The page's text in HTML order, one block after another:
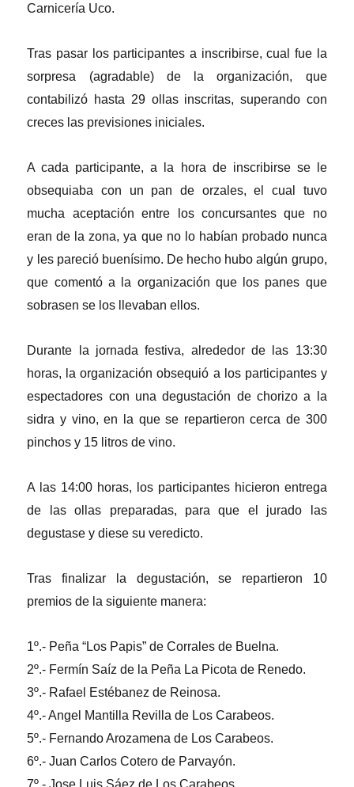
Carnicería Uco.
Tras pasar los participantes a inscribirse, cual fue la
sorpresa (agradable) de la organización, que
contabilizó hasta 29 ollas inscritas, superando con
creces las previsiones iniciales.
A cada participante, a la hora de inscribirse se le
obsequiaba con un pan de orzales, el cual tuvo
mucha aceptación entre los concursantes que no
eran de la zona, ya que no lo habían probado nunca
y les pareció buenísimo. De hecho hubo algún grupo,
que comentó a la organización que los panes que
sobrasen se los llevaban ellos.
Durante la jornada festiva, alrededor de las 13:30
horas, la organización obsequió a los participantes y
espectadores con una degustación de chorizo a la
sidra y vino, en la que se repartieron cerca de 300
pinchos y 15 litros de vino.
A las 14:00 horas, los participantes hicieron entrega
de las ollas preparadas, para que el jurado las
degustase y diese su veredicto.
Tras finalizar la degustación, se repartieron 10
premios de la siguiente manera:
1º.- Peña “Los Papis” de Corrales de Buelna.
2º.- Fermín Saíz de la Peña La Picota de Renedo.
3º.- Rafael Estébanez de Reinosa.
4º.- Angel Mantilla Revilla de Los Carabeos.
5º.- Fernando Arozamena de Los Carabeos.
6º.- Juan Carlos Cotero de Parvayón.
7º.- Jose Luis Sáez de Los Carabeos.